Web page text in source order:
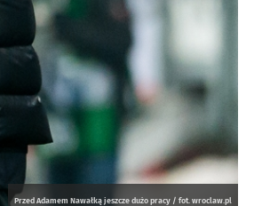
Przed Adamem Nawałką jeszcze dużo pracy / fot. wroclaw.pl